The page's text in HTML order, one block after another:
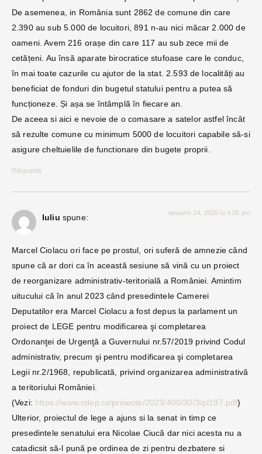
De asemenea, in România sunt 2862 de comune din care
2.390 au sub 5.000 de locuitori, 891 n-au nici măcar 2.000 de
oameni. Avem 216 orașe din care 117 au sub zece mii de
cetățeni. Au însă aparate birocratice stufoase care le conduc,
în mai toate cazurile cu ajutor de la stat. 2.593 de localități au
beneficiat de fonduri din bugetul statului pentru a putea să
funcționeze. Și așa se întâmplă în fiecare an.
De aceea si aici e nevoie de o comasare a satelor astfel încât
să rezulte comune cu minimum 5000 de locuitori capabile să-si
asigure cheltuielile de functionare din bugete proprii.
Răspunde
Iuliu spune: ianuarie 14, 2025 la 4:05 pm
Marcel Ciolacu ori face pe prostul, ori suferă de amnezie când
spune că ar dori ca în această sesiune să vină cu un proiect
de reorganizare administrativ-teritorială a României. Amintim
uitucului că în anul 2023 când presedintele Camerei
Deputatilor era Marcel Ciolacu a fost depus la parlament un
proiect de LEGE pentru modificarea şi completarea
Ordonanţei de Urgenţă a Guvernului nr.57/2019 privind Codul
administrativ, precum şi pentru modificarea şi completarea
Legii nr.2/1968, republicată, privind organizarea administrativă
a teritoriului României.
(Vezi: https://www.cdep.ro/proiecte/2023/400/30/3/pl197.pdf)
Ulterior, proiectul de lege a ajuns si la senat in timp ce
presedintele senatului era Nicolae Ciucă dar nici acesta nu a
catadicsit să-l pună pe ordinea de zi pentru dezbatere si